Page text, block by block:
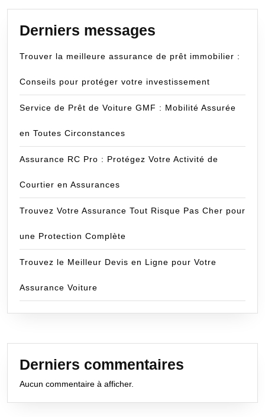
Derniers messages
Trouver la meilleure assurance de prêt immobilier :
Conseils pour protéger votre investissement
Service de Prêt de Voiture GMF : Mobilité Assurée
en Toutes Circonstances
Assurance RC Pro : Protégez Votre Activité de
Courtier en Assurances
Trouvez Votre Assurance Tout Risque Pas Cher pour
une Protection Complète
Trouvez le Meilleur Devis en Ligne pour Votre
Assurance Voiture
Derniers commentaires
Aucun commentaire à afficher.